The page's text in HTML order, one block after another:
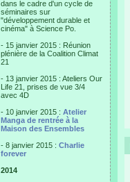
dans le cadre d'un cycle de
séminaires sur
"développement durable et
cinéma" à Science Po.
- 15 janvier 2015 : Réunion
plénière de la Coalition Climat
21
- 13 janvier 2015 : Ateliers Our
Life 21, prises de vue 3/4
avec 4D
- 10 janvier 2015 : Atelier
Manga de rentrée à la
Maison des Ensembles
- 8 janvier 2015 : Charlie
forever
2014